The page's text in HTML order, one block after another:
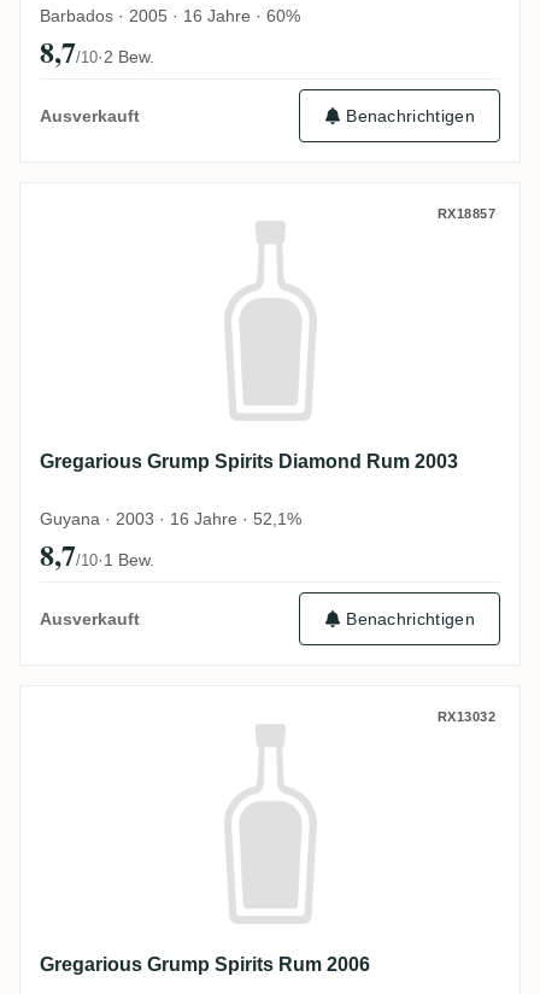
Barbados · 2005 · 16 Jahre · 60%
8,7/10·2 Bew.
Ausverkauft Benachrichtigen
Gregarious Grump Spirits Diamond Rum
RX18857
Gregarious Grump Spirits Diamond Rum 2003
Guyana · 2003 · 16 Jahre · 52,1%
8,7/10·1 Bew.
Ausverkauft Benachrichtigen
Gregarious Grump Spirits Rum 2006
RX13032
Gregarious Grump Spirits Rum 2006